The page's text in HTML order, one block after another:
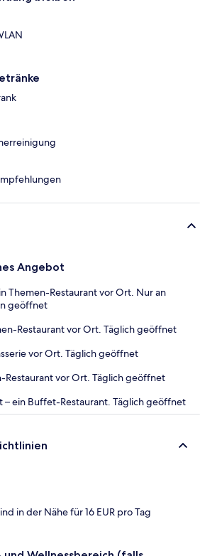
Angebot
Themen-Restaurant vor Ort. Nur an
geöffnet
Restaurant vor Ort. Täglich geöffnet
vor Ort. Täglich geöffnet
Restaurant vor Ort. Täglich geöffnet
– ein Buffet-Restaurant. Täglich geöffnet
in der Nähe für 16 EUR pro Tag